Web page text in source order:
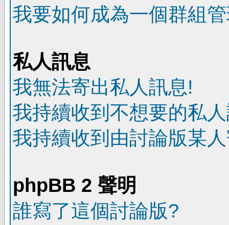
我要如何成為一個群組
私人訊息
我無法寄出私人訊息!
我持續收到不想要的私
我持續收到由討論版某
phpBB 2 聲明
誰寫了這個討論版?